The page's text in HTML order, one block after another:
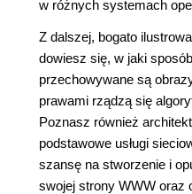
w różnych systemach
Z dalszej, bogato
dowiesz się, w jaki
przechowywane są
prawami rządzą się
Poznasz również
podstawowe usługi
szansę na stworzenie i
swojej strony WWW oraz